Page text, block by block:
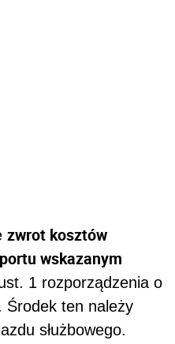
zwrot kosztów
wskazanym
1 rozporządzenia o
Środek ten należy
służbowego.